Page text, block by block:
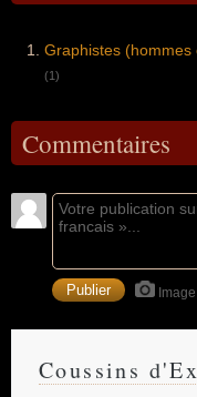
Graphistes
(1)
Commentaires
Image
Coussins